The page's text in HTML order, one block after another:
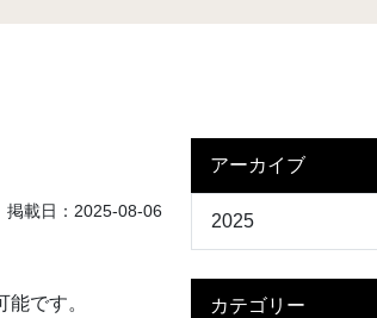
掲載日：2025-08-06
です。
アーカイブ
2025
カテゴリー